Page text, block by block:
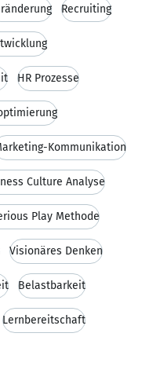
Recruiting
HR Prozesse
Kommunikation
Culture Analyse
Play Methode
Visionäres Denken
Belastbarkeit
Lernbereitschaft